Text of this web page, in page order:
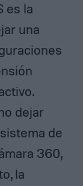
es la
una
dejar
de
360,
la